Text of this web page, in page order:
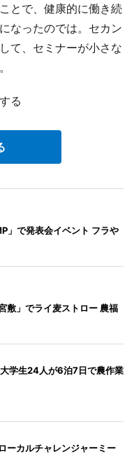
とで、健康的に働き続
なったのでは。セカン
て、セミナーが小さな
る
」で発表会イベント フラや
敷」でライ麦ストロー 農福
学生24人が6泊7日で農作業
ーカルチャレンジャーミー